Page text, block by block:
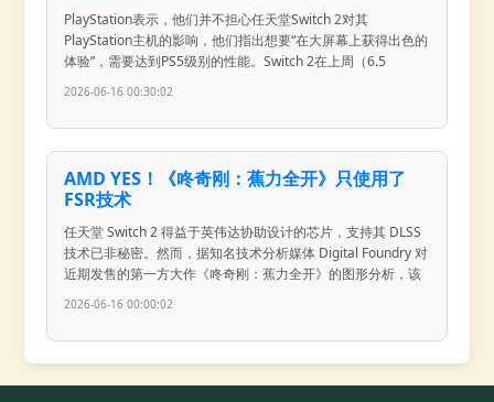
PlayStation表示，他们并不担心任天堂Switch 2对其
PlayStation主机的影响，他们指出想要“在大屏幕上获得出色的
体验”，需要达到PS5级别的性能。Switch 2在上周（6.5
2026-06-16 00:30:02
AMD YES！《咚奇刚：蕉力全开》只使用了
FSR技术
任天堂 Switch 2 得益于英伟达协助设计的芯片，支持其 DLSS
技术已非秘密。然而，据知名技术分析媒体 Digital Foundry 对
近期发售的第一方大作《咚奇刚：蕉力全开》的图形分析，该
2026-06-16 00:00:02